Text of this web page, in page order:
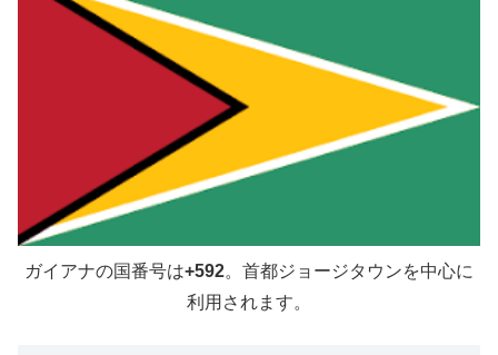
ガイアナの国番号は+592。首都ジョージタウンを中心に
利用されます。